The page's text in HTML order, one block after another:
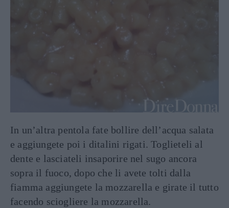
In un’altra pentola fate bollire dell’acqua salata
e aggiungete poi i ditalini rigati. Toglieteli al
dente e lasciateli insaporire nel sugo ancora
sopra il fuoco, dopo che li avete tolti dalla
fiamma aggiungete la mozzarella e girate il tutto
facendo sciogliere la mozzarella.